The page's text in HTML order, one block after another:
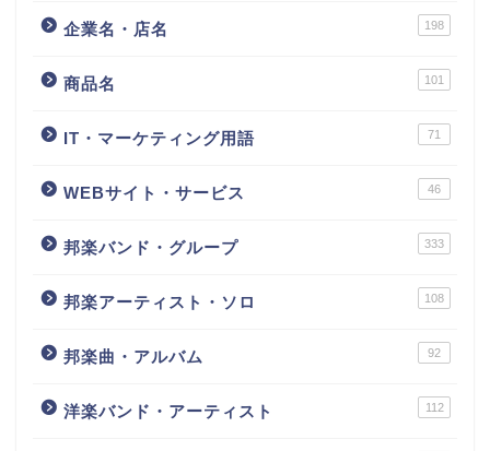
企業名・店名 198
商品名 101
IT・マーケティング用語 71
WEBサイト・サービス 46
邦楽バンド・グループ 333
邦楽アーティスト・ソロ 108
邦楽曲・アルバム 92
洋楽バンド・アーティスト 112